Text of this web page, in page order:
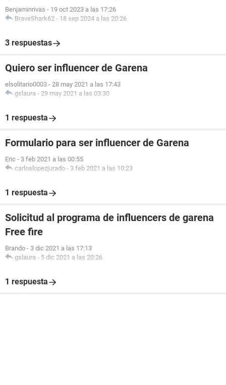
Benjaminrivas - 19 oct 2023 a las 17:26
BraveShark62 - 18 sep 2024 a las 20:26
3 respuestas
Quiero ser influencer de Garena
elsolitario0003 - 28 may 2021 a las 17:43
gslaura - 29 may 2021 a las 03:30
1 respuesta
Formulario para ser influencer de Garena
Eric - 3 feb 2021 a las 00:55
carloslopezjurado - 3 feb 2021 a las 10:23
1 respuesta
Solicitud al programa de influencers de garena
Free fire
Brando - 3 dic 2021 a las 17:13
gslaura - 5 dic 2021 a las 20:26
1 respuesta